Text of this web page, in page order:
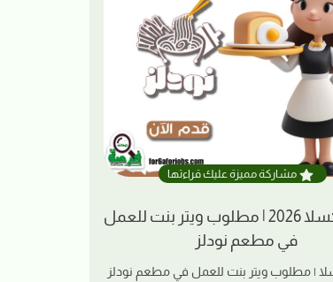
مشاركة مميزة عليك قراءتها
وظائف كسلا 2026 | مطلوب ويتر بنت للعمل
في مطعم نودلز
| مطلوب ويتر بنت للعمل في مطعم نودلز